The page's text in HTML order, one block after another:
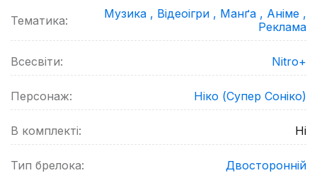
Тематика: Музика , Відеоігри , Манґа , Аніме ,
Реклама
Всесвіти: Nitro+
Персонаж: Ніко (Супер Соніко)
В комплекті: Ні
Тип брелока: Двосторонній